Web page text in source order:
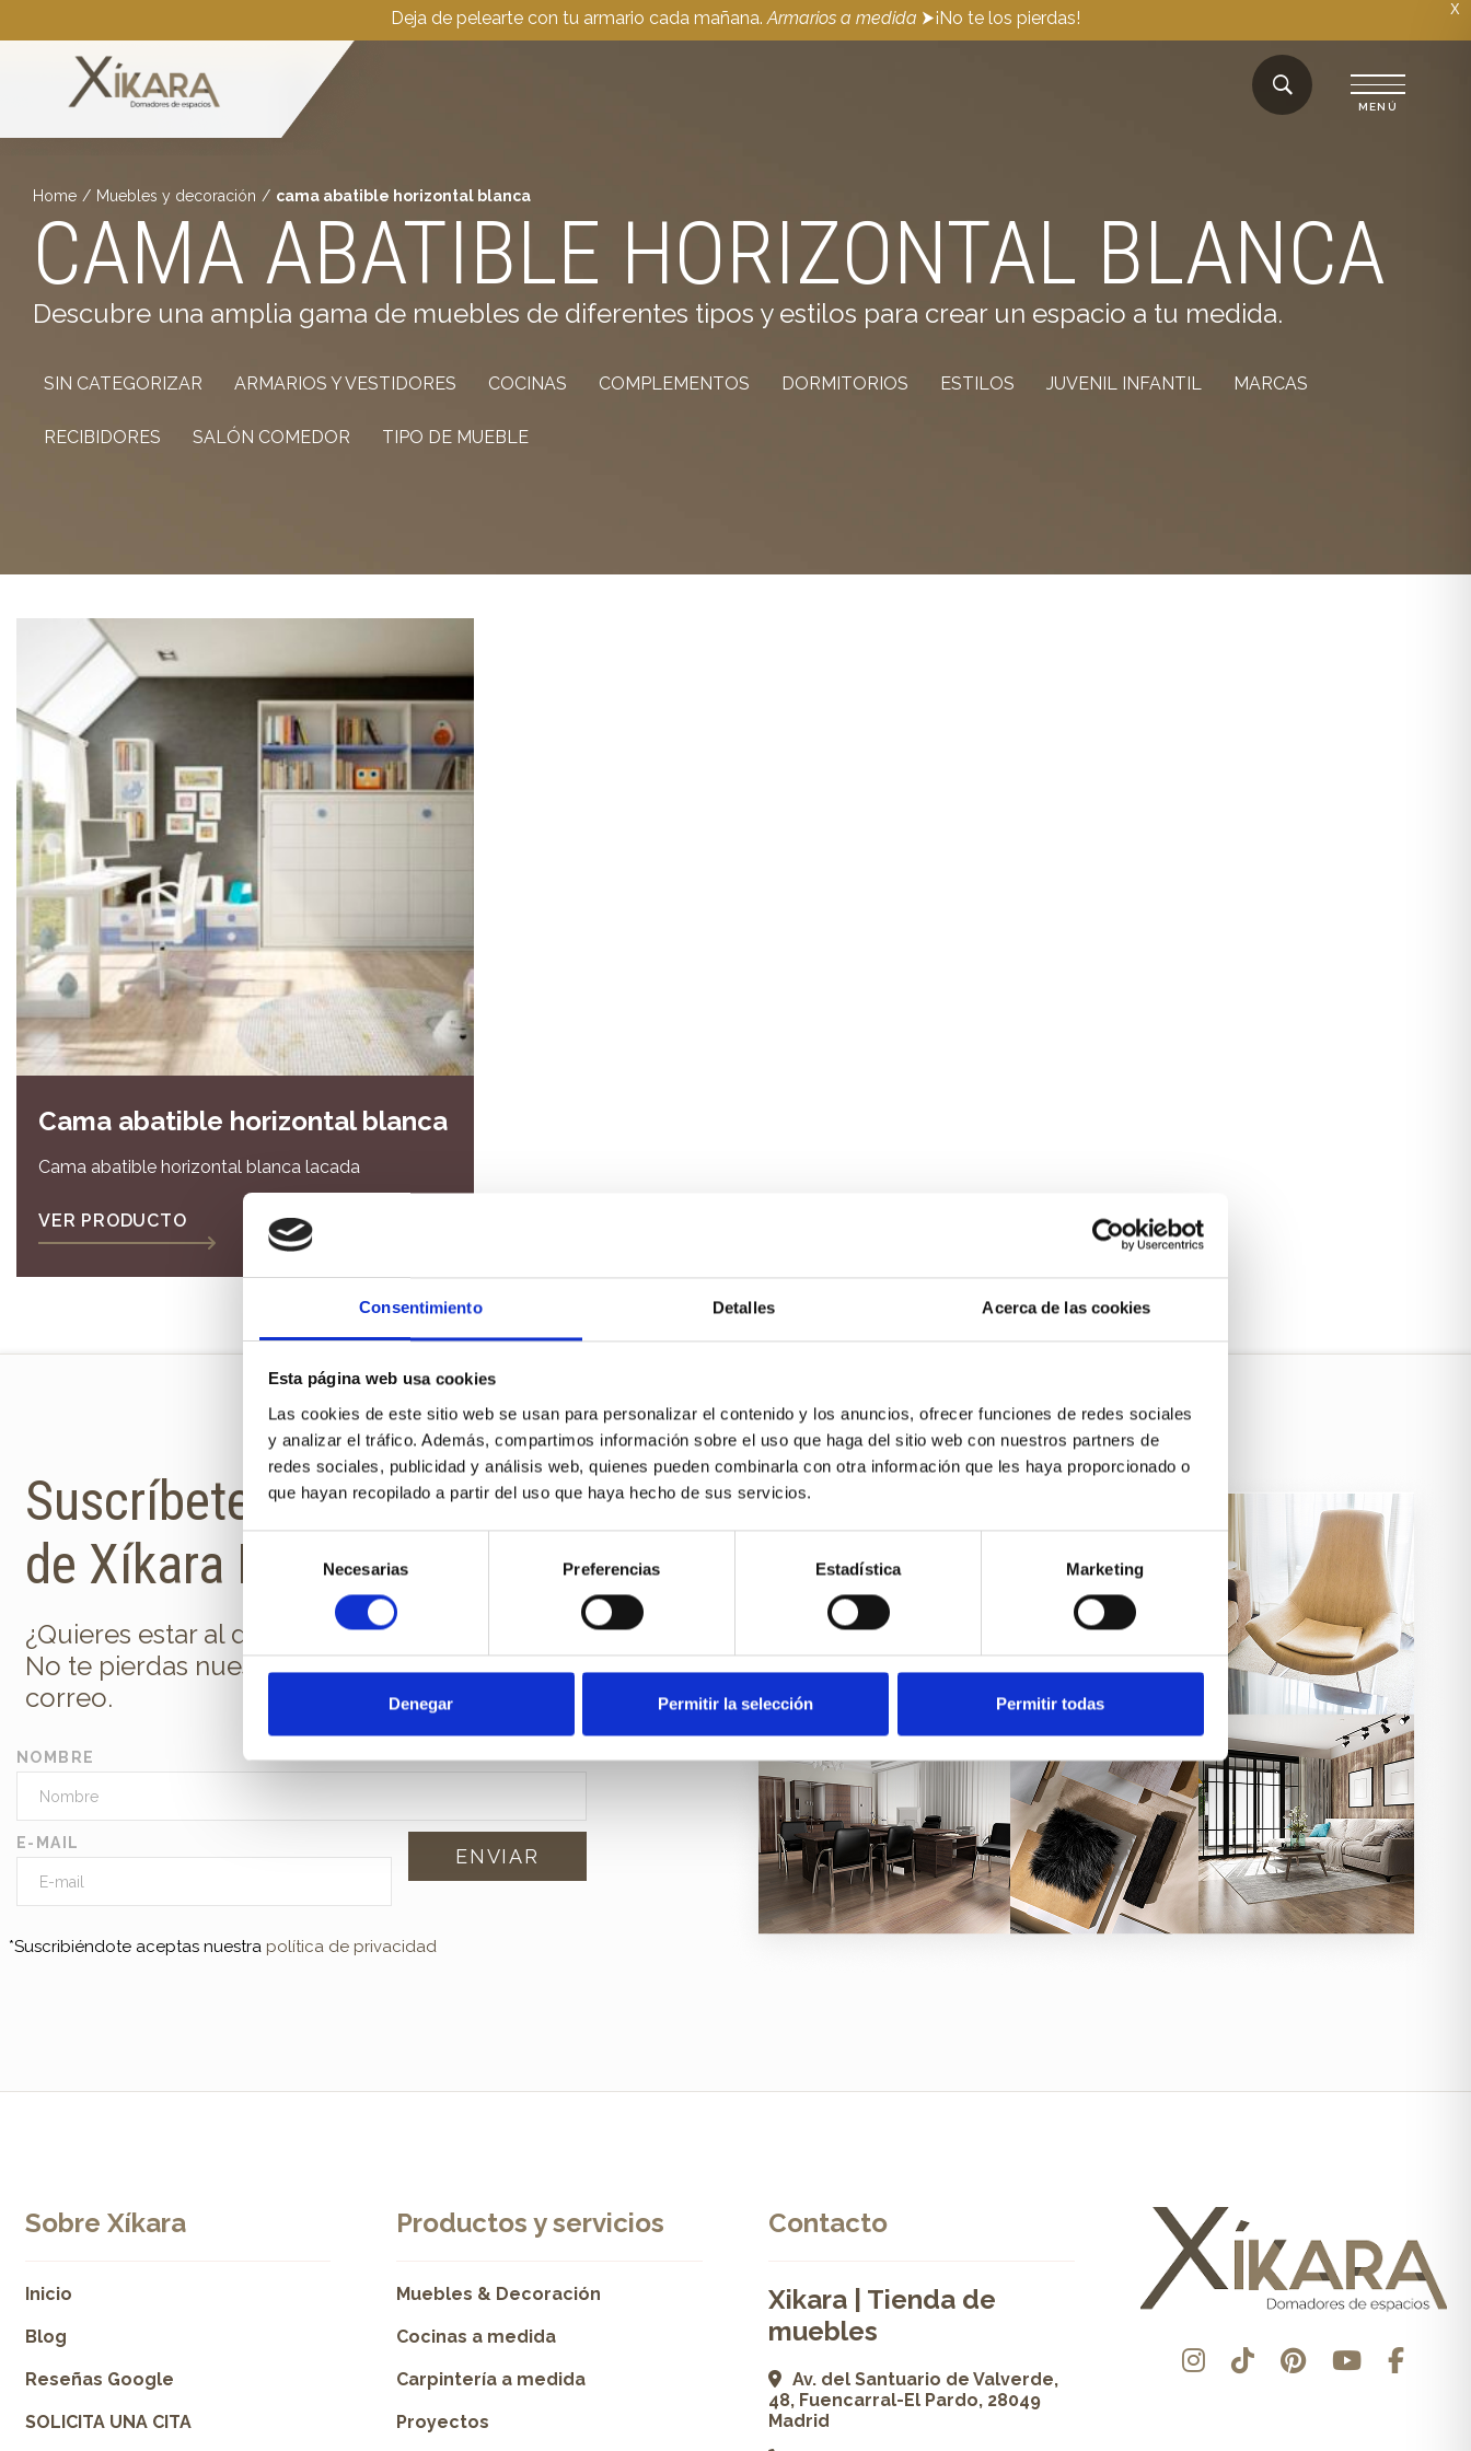
Consentimiento Detalles Acerca de las cookies
Esta página web usa cookies
Las cookies de este sitio web se usan para personalizar el contenido y los anuncios, ofrecer funciones de redes sociales
y analizar el tráfico. Además, compartimos información sobre el uso que haga del sitio web con nuestros partners de
redes sociales, publicidad y análisis web, quienes pueden combinarla con otra información que les haya proporcionado o
que hayan recopilado a partir del uso que haya hecho de sus servicios.
Selección
consentimiento
Necesarias Preferencias Estadística Marketing
Denegar Permitir la selección Permitir todas
X
Deja de pelearte con tu armario cada mañana. Armarios a medida ⮞¡No te los pierdas!
Home / Muebles y decoración / cama abatible horizontal blanca
CAMA ABATIBLE HORIZONTAL BLANCA
Descubre una amplia gama de muebles de diferentes tipos y estilos para crear un espacio a tu medida.
SIN CATEGORIZAR ARMARIOS Y VESTIDORES COCINAS COMPLEMENTOS DORMITORIOS ESTILOS JUVENIL INFANTIL MARCAS
RECIBIDORES SALÓN COMEDOR TIPO DE MUEBLE
Cama abatible horizontal blanca
Cama abatible horizontal blanca lacada
VER PRODUCTO
Suscríbete a la newsletter
de Xíkara Interiores
¿Quieres estar al día de todas las novedades?
No te pierdas nuestra newsletter en tu
correo.
NOMBRE
E-MAIL
*Suscribiéndote aceptas nuestra política de privacidad
Sobre Xíkara
Inicio
Blog
Reseñas Google
SOLICITA UNA CITA
Productos y servicios
Muebles & Decoración
Cocinas a medida
Carpintería a medida
Proyectos
Contacto
Xikara | Tienda de
muebles
Av. del Santuario de Valverde,
48, Fuencarral-El Pardo, 28049
Madrid